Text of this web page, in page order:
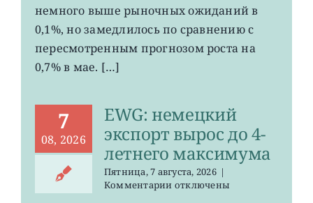
до
0,2%
немного выше рыночных ожиданий в
0,1%, но замедлилось по сравнению с
пересмотренным прогнозом роста на
0,7% в мае. […]
7
08, 2026
EWG: немецкий
экспорт вырос до 4-
летнего максимума
Пятница, 7 августа, 2026 |
Комментариикотключены